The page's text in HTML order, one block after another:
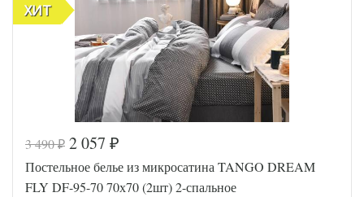
Код товара
Артикул
TT121027
Ткань
Микросатин
ХИТ
3 490₽ 2 057 ₽
Постельное белье из микросатина TANGO DREAM
FLY DF-95-70 70х70 (2шт) 2-спальное